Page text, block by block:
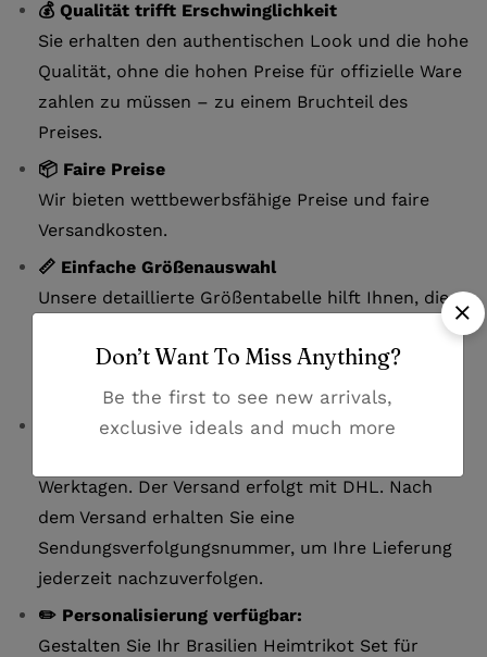
💰 Qualität trifft Erschwinglichkeit
Sie erhalten den authentischen Look und die hohe
Qualität, ohne die hohen Preise für offizielle Ware
zahlen zu müssen – zu einem Bruchteil des
Preises.
📦 Faire Preise
Wir bieten wettbewerbsfähige Preise und faire
Versandkosten.
📏 Einfache Größenauswahl
Unsere detaillierte Größentabelle hilft Ihnen, die
perfekte Passform zu finden. Bei Fragen zur Größe
kontaktieren Sie uns bitte per E-Mail oder
Whatsapp.
🚚 Zuverlässige Lieferung
Werktagen. Der Versand erfolgt mit DHL. Nach
dem Versand erhalten Sie eine
Sendungsverfolgungsnummer, um Ihre Lieferung
jederzeit nachzuverfolgen.
✏️ Personalisierung verfügbar:
Gestalten Sie Ihr Brasilien Heimtrikot Set für
Don’t Want To Miss Anything?
Be the first to see new arrivals,
exclusive ideals and much more